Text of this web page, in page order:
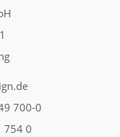
700-0
754 0